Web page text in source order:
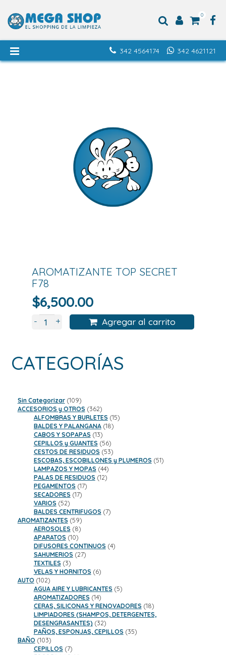
0
342 4621121
342 4564174
AROMATIZANTE TOP SECRET
F78
$6,500.00
- + Agregar al carrito
CATEGORÍAS
Sin Categorizar 109109
productos
ACCESORIOS y OTROS 362362
productos
ALFOMBRAS Y BURLETES 1515
BALDES Y PALANGANA 1818
CABOS Y SOPAPAS 1313
productos
CEPILLOS y GUANTES 5656
productos
CESTOS DE RESIDUOS 5353
productos
ESCOBAS, ESCOBILLONES y PLUMEROS 5151
LAMPAZOS Y MOPAS 4444
productos
PALAS DE RESIDUOS 1212
PEGAMENTOS 1717
SECADORES 1717
VARIOS 5252
productos
BALDES CENTRIFUGOS 77
AROMATIZANTES 5959
productos
AEROSOLES 88
productos
APARATOS 1010
productos
DIFUSORES CONTINUOS 44
SAHUMERIOS 2727
TEXTILES 33
productos
VELAS Y HORNITOS 66
AUTO 102102
productos
AGUA AIRE Y LUBRICANTES 55
AROMATIZADORES 1414
productos
CERAS, SILICONAS Y RENOVADORES 1818
productos
LIMPIADORES (SHAMPOS, DETERGENTES,
DESENGRASANTES) 3232
productos
PAÑOS, ESPONJAS, CEPILLOS 3535
BAÑO 103103
productos
CEPILLOS 77